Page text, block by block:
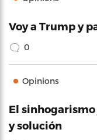
Voy a Trump y
0
Opinions
El
y solución